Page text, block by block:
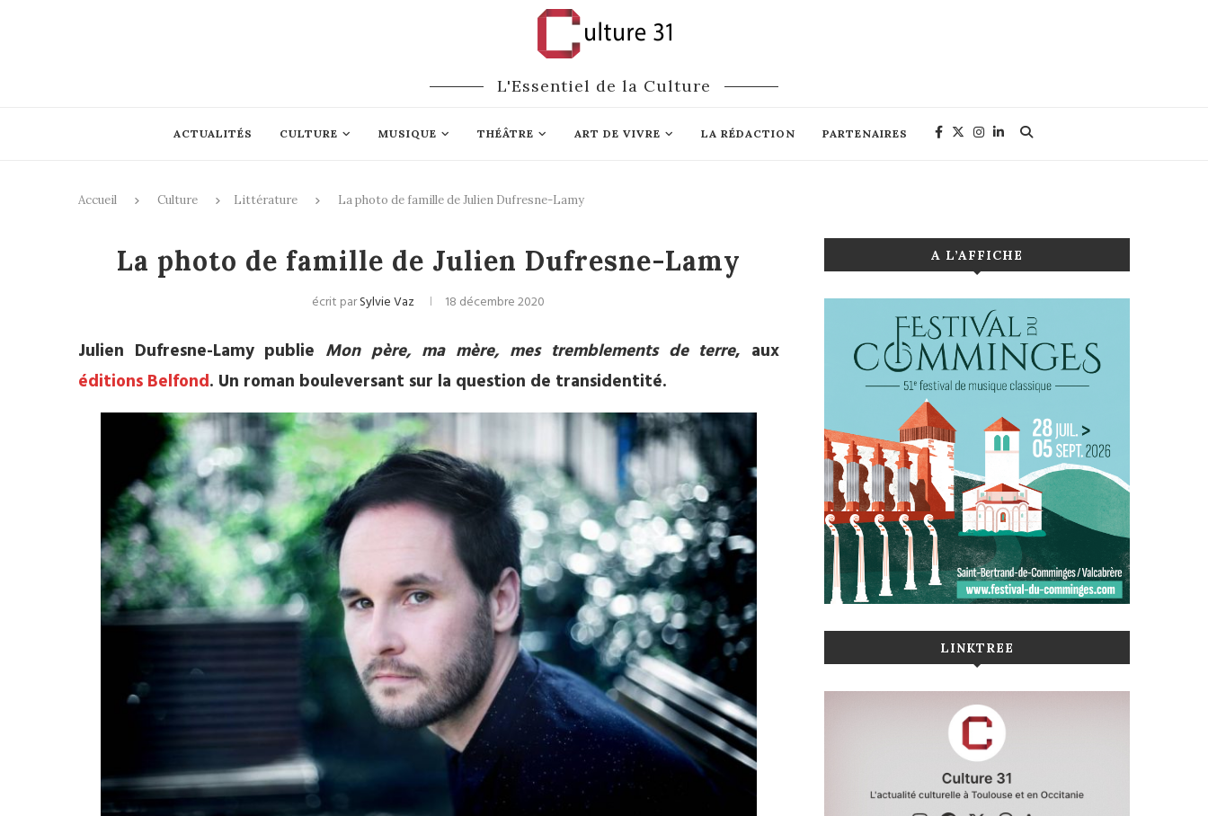
L'Essentiel de la Culture
ACTUALITÉS CULTURE MUSIQUE THÉÂTRE ART DE VIVRE LA RÉDACTION PARTENAIRES
Accueil Culture Littérature La photo de famille de Julien Dufresne-Lamy
La photo de famille de Julien Dufresne-Lamy
écrit parSylvie Vaz 18 décembre 2020
Julien Dufresne-Lamy publie Mon père, ma mère, mes tremblements de terre, aux
éditions Belfond. Un roman bouleversant sur la question de transidentité.
A L’AFFICHE
LINKTREE